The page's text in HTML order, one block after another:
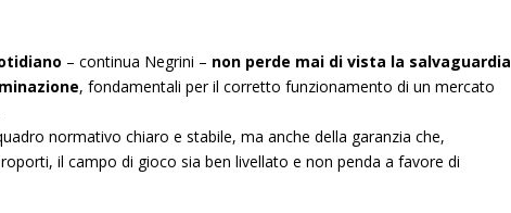
– continua Negrini – non perde mai di vista la salvaguardia
, fondamentali per il corretto funzionamento di un mercato
normativo chiaro e stabile, ma anche della garanzia che,
il campo di gioco sia ben livellato e non penda a favore di